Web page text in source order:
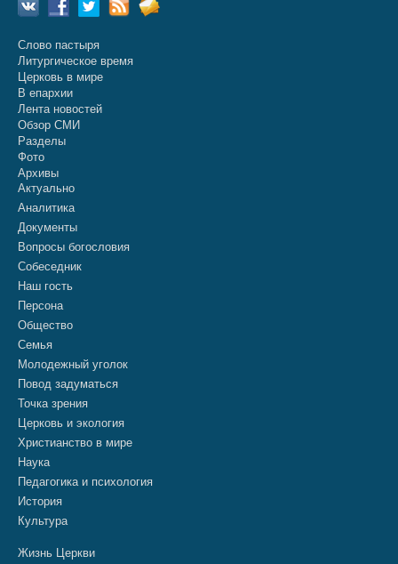
Слово пастыря
Литургическое время
Церковь в мире
В епархии
Лента новостей
Обзор СМИ
Разделы
Фото
Архивы
Актуально
Аналитика
Документы
Вопросы богословия
Собеседник
Наш гость
Персона
Общество
Семья
Молодежный уголок
Повод задуматься
Точка зрения
Церковь и экология
Христианство в мире
Наука
Педагогика и психология
История
Культура
Жизнь Церкви